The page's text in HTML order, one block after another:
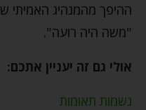
ההיפך מהמנהיג האמיתי
"משה היה רועה".
אולי גם זה יעניין אתכם:
נשמות תאומות